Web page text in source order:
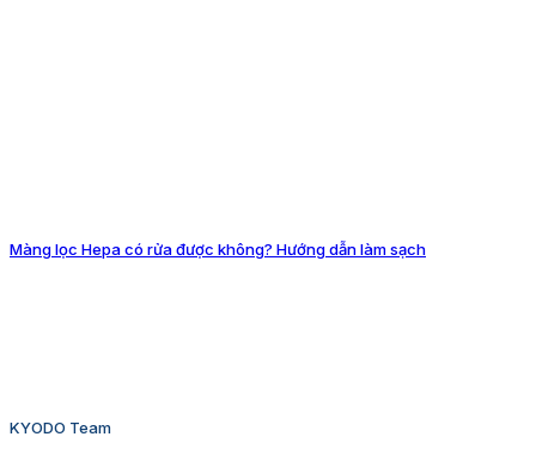
Màng lọc Hepa có rửa được không? Hướng dẫn làm sạch
KYODO Team